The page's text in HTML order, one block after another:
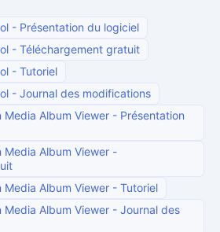
- Présentation du logiciel
- Téléchargement gratuit
- Tutoriel
- Journal des modifications
Album Viewer - Présentation
Album Viewer -
Album Viewer - Tutoriel
Album Viewer - Journal des